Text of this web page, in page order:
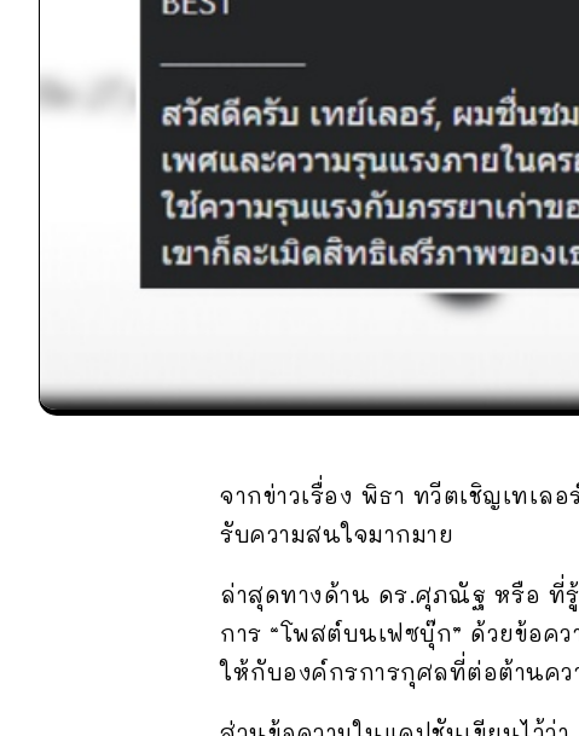
จากข่าวเรื่อง พิธา ทวีตเชิญเทเ
รับความสนใจมากมาย
ล่าสุดทางด้าน ดร.ศุภณัฐ หรือ ที่
การ “โพสต์บนเฟซบุ๊ก” ด้วยข้อค
ให้กับองค์กรการกุศลที่ต่อต้านคว